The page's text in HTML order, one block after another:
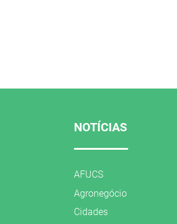
NOTÍCIAS
AFUCS
Agronegócio
Cidades